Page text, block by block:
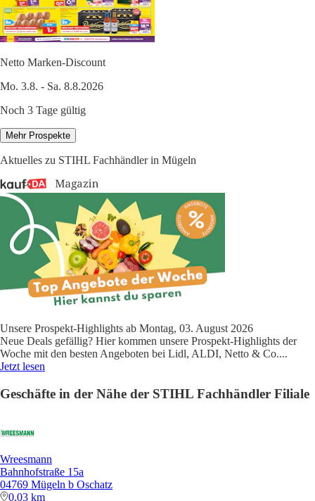
Netto Marken-Discount
Mo. 3.8. - Sa. 8.8.2026
Noch 3 Tage gültig
Mehr Prospekte
Aktuelles zu STIHL Fachhändler in Mügeln
Unsere Prospekt-Highlights ab Montag, 03. August 2026
Neue Deals gefällig? Hier kommen unsere Prospekt-Highlights der
Woche mit den besten Angeboten bei Lidl, ALDI, Netto & Co....
Jetzt lesen
Geschäfte in der Nähe der STIHL Fachhändler Filiale
Wreesmann
Bahnhofstraße 15a
04769 Mügeln b Oschatz
0,03 km